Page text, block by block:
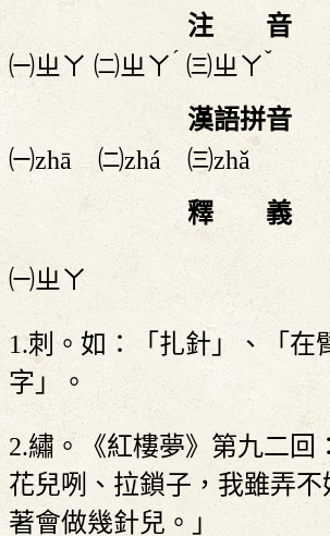
注 音
㈠ㄓㄚ ㈡ㄓㄚˊ ㈢ㄓㄚˇ
漢語拼音
㈠zhā ㈡zhá ㈢zhǎ
釋 義
㈠ㄓㄚ
1.刺。如：「扎針」、「在
字」。
2.繡。《紅樓夢》第九二回
花兒咧、拉鎖子，我雖弄不
著會做幾針兒。」